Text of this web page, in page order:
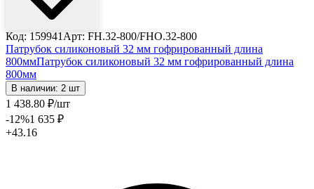
Код: 159941 Арт: FH.32-800/FHO.32-800
Патрубок силиконовый 32 мм гофрированный длина
800ммПатрубок силиконовый 32 мм гофрированный длина
800мм
В наличии: 2 шт
1 438.80 ₽/шт
-12%1 635 ₽
+43.16